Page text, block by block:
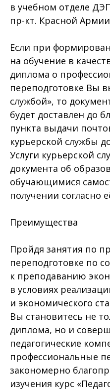
в учебном отделе
пр-кт. Красной
Если при
на обучение в
диплома о
переподготовке Вы
службой», то
будет доставлен до
пункта выдачи
курьерской службы
Услуги курьерской
документа об
обучающимися
получении согласно
Преимущества
Пройдя занятия по
переподготовке по
к преподаванию
в условиях
и экономического
Вы становитесь не
диплома, но и
педагогические
профессиональные
закономерно
изучения курс